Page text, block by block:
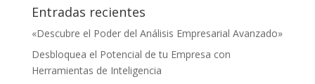
Entradas recientes
«Descubre el Poder del Análisis Empresarial Avanzado»
Desbloquea el Potencial de tu Empresa con
Herramientas de Inteligencia